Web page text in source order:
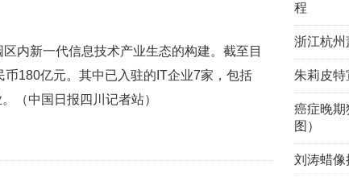
内新一代信息技术产业生态的构建。截至目
180亿元。其中已入驻的IT企业7家，包括
（中国日报四川记者站）
程
浙江杭州
朱莉皮特
癌症晚期
图）
刘涛蜡像